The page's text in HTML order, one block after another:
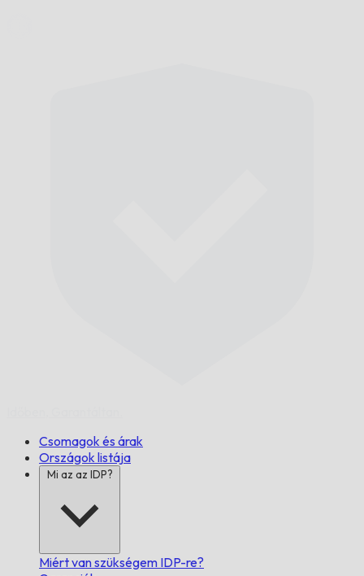
Csomagok és árak
Országok listája
Mi az az IDP?
Miért van szükségem IDP-re?